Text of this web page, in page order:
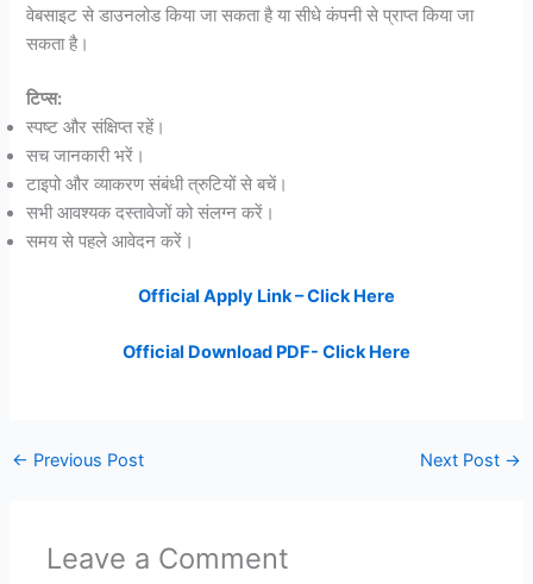
वेबसाइट से डाउनलोड किया जा सकता है या सीधे कंपनी से प्राप्त किया जा
सकता है।
टिप्स:
स्पष्ट और संक्षिप्त रहें।
सच जानकारी भरें।
टाइपो और व्याकरण संबंधी त्रुटियों से बचें।
सभी आवश्यक दस्तावेजों को संलग्न करें।
समय से पहले आवेदन करें।
Official Apply Link – Click Here
Official Download PDF- Click Here
← Previous Post Next Post →
Leave a Comment